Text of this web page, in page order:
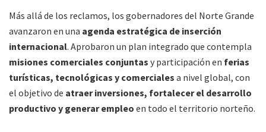
Más allá de los reclamos, los gobernadores del Norte Grande
avanzaron en una agenda estratégica de inserción
internacional. Aprobaron un plan integrado que contempla
misiones comerciales conjuntas y participación en ferias
turísticas, tecnológicas y comerciales a nivel global, con
el objetivo de atraer inversiones, fortalecer el desarrollo
productivo y generar empleo en todo el territorio norteño.